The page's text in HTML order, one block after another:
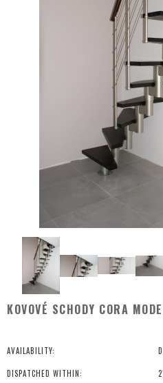
KOVOVÉ SCHODY CORA
AVAILABILITY:
DISPATCHED WITHIN: